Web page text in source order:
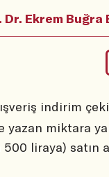
Dr. Ekrem Buğra
indirim
yazan miktara
500 liraya) satın